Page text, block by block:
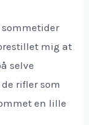
mig at
selve
rifler som
en lille